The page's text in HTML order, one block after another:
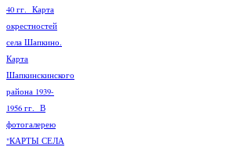
40 гг. Карта
окрестностей
села Шапкино.
Карта
Шапкинскинского
района 1939-
1956 гг. В
фотогалерею
"КАРТЫ СЕЛА